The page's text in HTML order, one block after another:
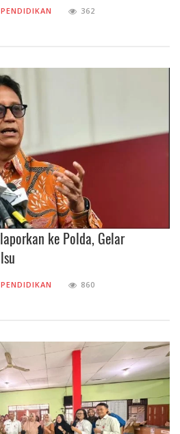
PENDIDIKAN 362
ke Polda, Gelar
PENDIDIKAN 860